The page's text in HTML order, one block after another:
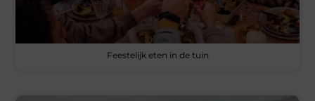
Feestelijk eten in de tuin